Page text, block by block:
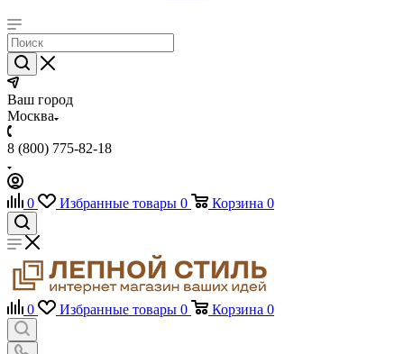
Ваш город
Москва
8 (800) 775-82-18
0 Избранные товары 0 Корзина 0
0 Избранные товары 0 Корзина 0